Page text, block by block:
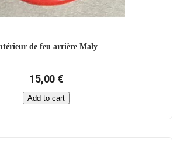
de feu arrière Maly
15,00 €
Add to cart